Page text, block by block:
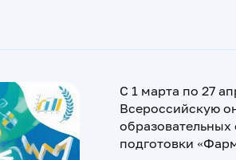
С 1 марта по 27
Всероссийскую
подготовки